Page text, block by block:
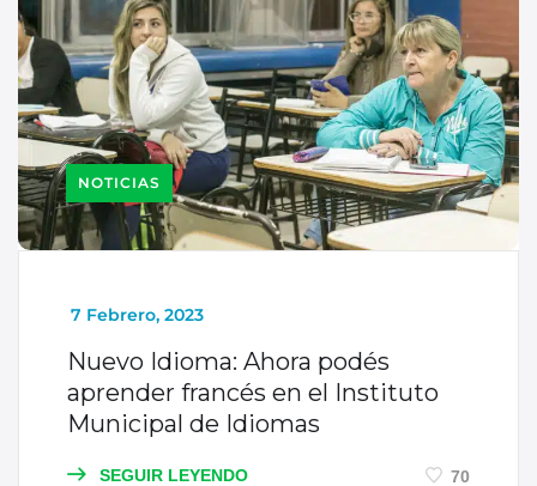
NOTICIAS
_
7 Febrero, 2023
Nuevo Idioma: Ahora podés
aprender francés en el Instituto
Municipal de Idiomas
SEGUIR LEYENDO 70